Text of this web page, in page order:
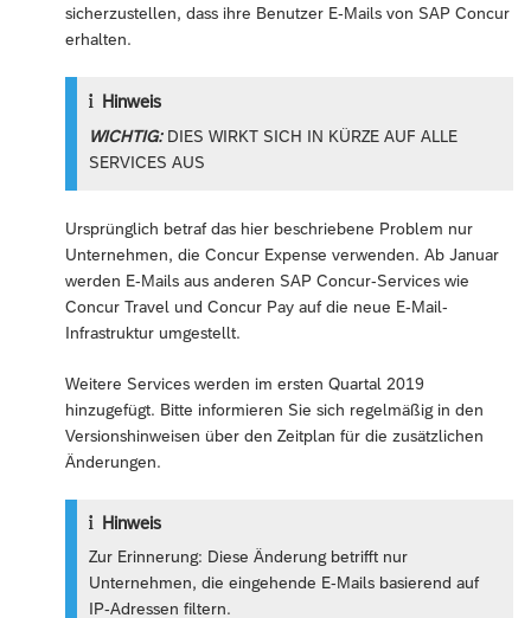
sicherzustellen, dass ihre Benutzer E-Mails von SAP Concur
erhalten.
Hinweis
WICHTIG: DIES WIRKT SICH IN KÜRZE AUF ALLE
SERVICES AUS
Ursprünglich betraf das hier beschriebene Problem nur
Unternehmen, die Concur Expense verwenden. Ab Januar
werden E-Mails aus anderen SAP Concur-Services wie
Concur Travel und Concur Pay auf die neue E-Mail-
Infrastruktur umgestellt.
Weitere Services werden im ersten Quartal 2019
hinzugefügt. Bitte informieren Sie sich regelmäßig in den
Versionshinweisen über den Zeitplan für die zusätzlichen
Änderungen.
Hinweis
Zur Erinnerung: Diese Änderung betrifft nur
Unternehmen, die eingehende E-Mails basierend auf
IP-Adressen filtern.